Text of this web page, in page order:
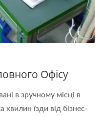
Офісу
в зручному місці в
хвилин їзди від бізнес-